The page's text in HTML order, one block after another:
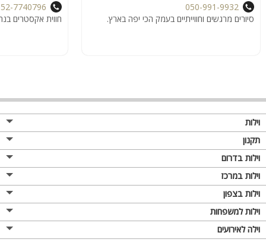
050-991-9932
סיורים מרגשים וחווייתיים בעמק הכי יפה בארץ.
7740796
חווית אקסטרים
וילות
תקנון
וילות בדרום
וילות במרכז
וילות בצפון
וילות למשפחות
וילה לאירועים